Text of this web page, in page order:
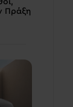
Πράξη